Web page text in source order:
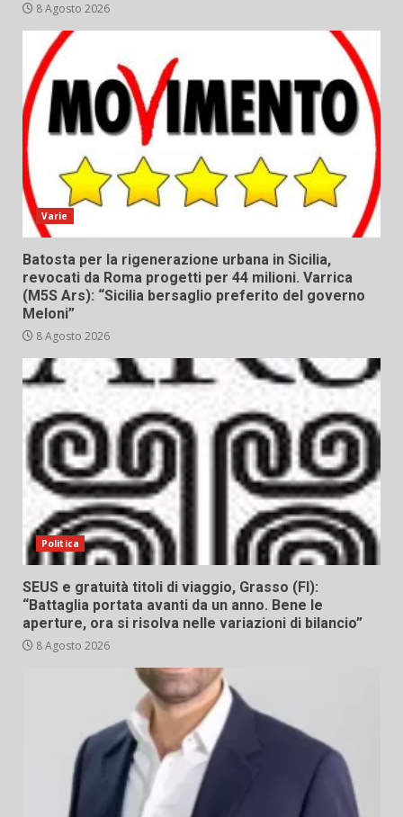
8 Agosto 2026
Varie
Batosta per la rigenerazione urbana in Sicilia,
revocati da Roma progetti per 44 milioni. Varrica
(M5S Ars): “Sicilia bersaglio preferito del governo
Meloni”
8 Agosto 2026
Politica
SEUS e gratuità titoli di viaggio, Grasso (FI):
“Battaglia portata avanti da un anno. Bene le
aperture, ora si risolva nelle variazioni di bilancio”
8 Agosto 2026